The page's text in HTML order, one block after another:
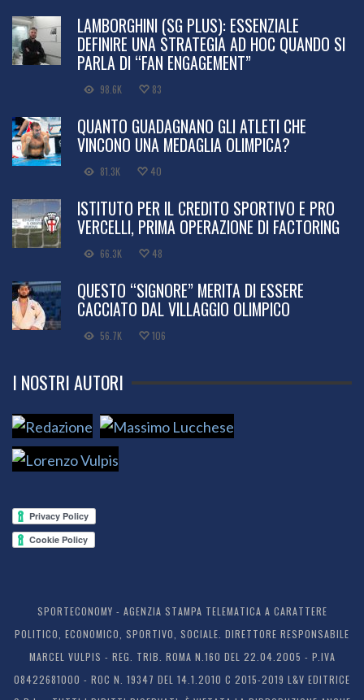
LAMBORGHINI (SG PLUS): ESSENZIALE
DEFINIRE UNA STRATEGIA AD HOC QUANDO SI
PARLA DI “FAN ENGAGEMENT”
98.6K 83
QUANTO GUADAGNANO GLI ATLETI CHE
VINCONO UNA MEDAGLIA OLIMPICA?
81.3K 40
ISTITUTO PER IL CREDITO SPORTIVO E PRO
VERCELLI, PRIMA OPERAZIONE DI FACTORING
66.3K 48
QUESTO “SIGNORE” MERITA DI ESSERE
CACCIATO DAL VILLAGGIO OLIMPICO
56.7K 106
I NOSTRI AUTORI
SPORTECONOMY - AGENZIA STAMPA TELEMATICA A CARATTERE
POLITICO, ECONOMICO, SPORTIVO, SOCIALE. DIRETTORE RESPONSABILE
MARCEL VULPIS - REG. TRIB. ROMA N.160 DEL 22.04.2005 - P.IVA
08422681000 - ROC N. 19347 DEL 14.1.2010 C 2015-2019 L&V EDITRICE